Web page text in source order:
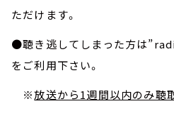
ただけます。
●聴き逃してしまった方は
をご利用下さい。
※放送から1週間以内のみ聴